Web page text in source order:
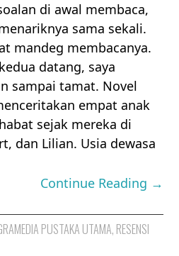
di awal membaca,
sama sekali.
mandeg membacanya.
datang, saya
sampai tamat. Novel
empat anak
sejak mereka di
dan Lilian. Usia dewasa
Continue Reading →
PUSTAKA UTAMA, RESENSI